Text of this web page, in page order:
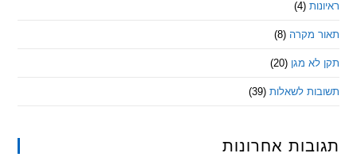
(8)
מגן (20)
לשאלות (39)
אחרונות